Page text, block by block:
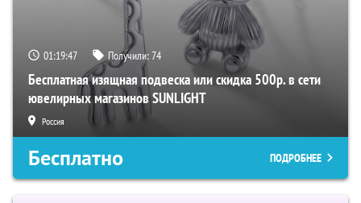
01:19:46 Получили:74
Бесплатная изящная подвеска или скидка 500р. в сети
ювелирных магазинов SUNLIGHT
Россия
Бесплатно ПОДРОБНЕЕ